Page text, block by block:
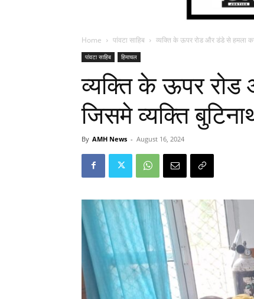
Home पांवटा साहिब व्यक्ति के ऊपर रोड और डंडे से हमला
पांवटा साहिब हिमाचल
व्यक्ति के ऊपर
जिसमे व्यक्ति
By AMH News - August 16, 2024